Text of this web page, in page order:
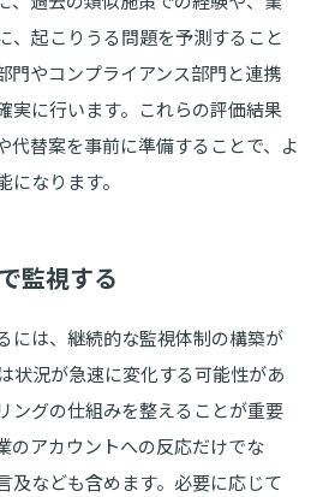
、起こりうる問題を予測すること
門やコンプライアンス部門と連携
実に行います。これらの評価結果
代替案を事前に準備することで、よ
なります。
監視する
には、継続的な監視体制の構築が
状況が急速に変化する可能性があ
ングの仕組みを整えることが重要
のアカウントへの反応だけでな
及なども含めます。必要に応じて